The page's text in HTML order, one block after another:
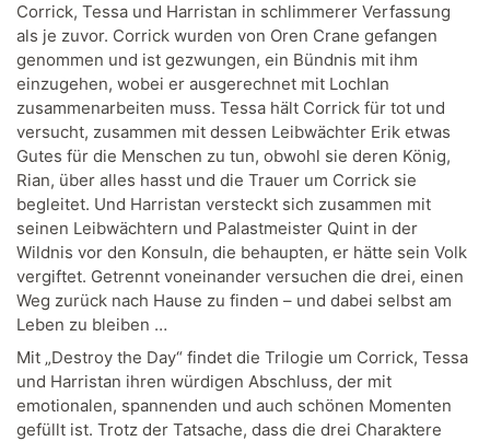
Corrick, Tessa und Harristan in schlimmerer Verfassung
als je zuvor. Corrick wurden von Oren Crane gefangen
genommen und ist gezwungen, ein Bündnis mit ihm
einzugehen, wobei er ausgerechnet mit Lochlan
zusammenarbeiten muss. Tessa hält Corrick für tot und
versucht, zusammen mit dessen Leibwächter Erik etwas
Gutes für die Menschen zu tun, obwohl sie deren König,
Rian, über alles hasst und die Trauer um Corrick sie
begleitet. Und Harristan versteckt sich zusammen mit
seinen Leibwächtern und Palastmeister Quint in der
Wildnis vor den Konsuln, die behaupten, er hätte sein Volk
vergiftet. Getrennt voneinander versuchen die drei, einen
Weg zurück nach Hause zu finden – und dabei selbst am
Leben zu bleiben …
Mit „Destroy the Day“ findet die Trilogie um Corrick, Tessa
und Harristan ihren würdigen Abschluss, der mit
emotionalen, spannenden und auch schönen Momenten
gefüllt ist. Trotz der Tatsache, dass die drei Charaktere